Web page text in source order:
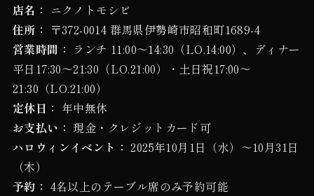
店名： ニクノトモシビ
住所： 〒372-0014 群馬県伊勢崎市昭和町1689-4
営業時間： ランチ 11:00〜14:30（LO.14:00）、ディナー
平日17:30〜21:30（LO.21:00）・土日祝17:00〜
21:30（LO.21:00）
定休日： 年中無休
お支払い： 現金・クレジットカード可
ハロウィンイベント： 2025年10月1日（水）〜10月31日
（木）
予約： 4名以上のテーブル席のみ予約可能